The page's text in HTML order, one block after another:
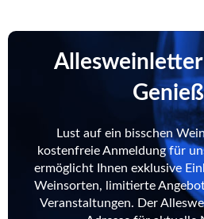
Lust auf ein bisschen
kostenfreie Anmeldung für
ermöglicht Ihnen exklusive
Weinsorten, limitierte
Veranstaltungen. Der